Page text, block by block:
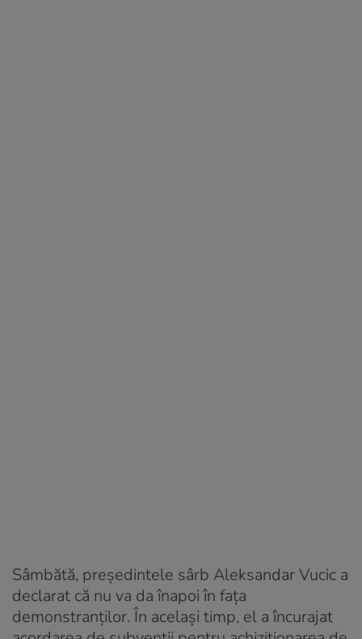
Sâmbătă, președintele sârb Aleksandar Vucic a
declarat că nu va da înapoi în fața
demonstranților. În același timp, el a încurajat